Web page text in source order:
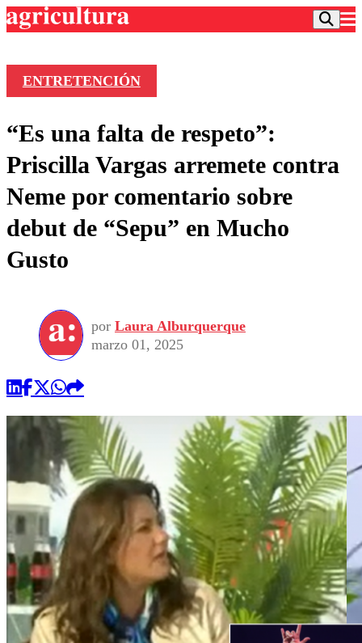
Frecuencias
Agricultura TV
Deportes
Colo Colo
Motor
Universidad Católica
Universidad de Chile
Entretención
Noticias
Política
Sustentabilidad
Vida Social
Comercial
ENTRETENCIÓN
“Es una falta de respeto”:
Priscilla Vargas arremete contra
Neme por comentario sobre
debut de “Sepu” en Mucho
Gusto
por Laura Alburquerque
marzo 01, 2025